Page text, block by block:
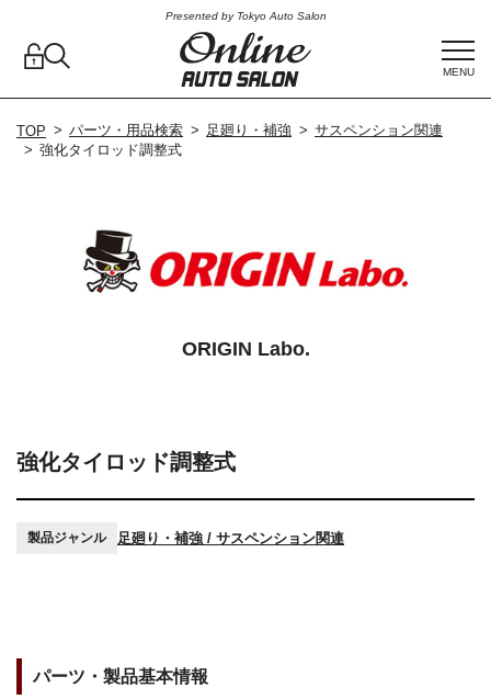
Presented by Tokyo Auto Salon
MENU
TOP パーツ・用品検索 足廻り・補強
サスペンション関連
強化タイロッド調整式
強化タイロッド調整式
製品ジャンル 足廻り・補強 / サスペンション関連
パーツ・製品基本情報
ORIGIN Labo.